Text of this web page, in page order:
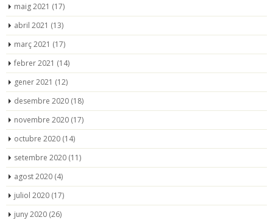
maig 2021 (17)
abril 2021 (13)
març 2021 (17)
febrer 2021 (14)
gener 2021 (12)
desembre 2020 (18)
novembre 2020 (17)
octubre 2020 (14)
setembre 2020 (11)
agost 2020 (4)
juliol 2020 (17)
juny 2020 (26)